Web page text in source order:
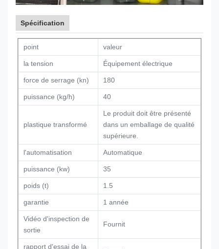
Spécification
point valeur
la tension Équipement électrique
force de serrage (kn) 180
puissance (kg/h) 40
plastique transformé
Le produit doit être présenté
dans un emballage de qualité
supérieure.
l'automatisation Automatique
puissance (kw) 35
poids (t) 1.5
garantie 1 année
Vidéo d'inspection de
sortie
Fournit
rapport d'essai de la